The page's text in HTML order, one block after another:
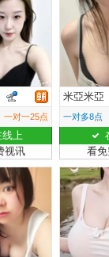
一对一25点
线上
视讯
米亞米亞
一对多8点
看